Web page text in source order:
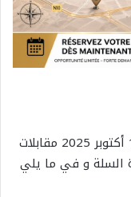
تقام يومي الجمعة 10 أكتوبر و السبت 11 أكتوبر 2025 مقابلات
السلة و في ما يلي